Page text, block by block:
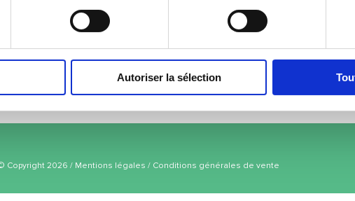
Autoriser la sélection
Copyright 2026 / Mentions légales / Conditions générales de vente